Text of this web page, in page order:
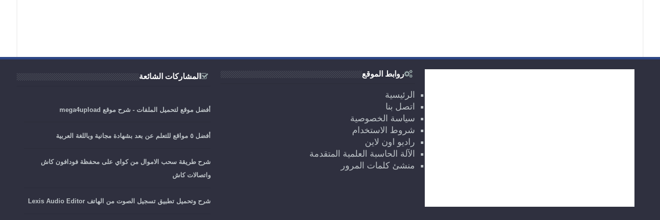
المشاركات الشائعة
أفضل موقع لتحميل الملفات - شرح موقع mega4upload
أفضل ٥ مواقع للتعلم عن بعد بشهادة مجانية وباللغة العربية
شرح طريقة سحب الاموال من كواي على محفظة فودافون كاش
واتصالات كاش
شرح وتحميل تطبيق تسجيل الصوت من الهاتف Lexis Audio Editor
روابط الموقع
الرئيسية
اتصل بنا
سياسة الخصوصية
شروط الاستخدام
راديو اون لاين
الآلة الحاسبة العلمية المتقدمة
منشئ كلمات المرور